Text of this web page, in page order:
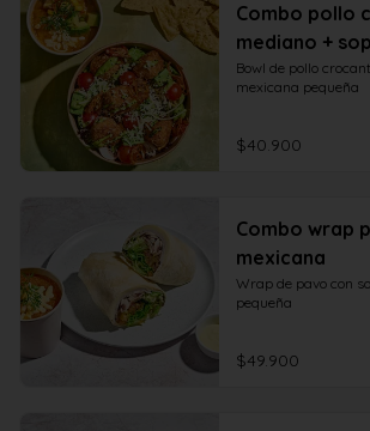
Combo pollo
mediano +
Bowl de pollo
mexicana pequeña
$40.900
Combo wrap
mexicana
Wrap de pavo con
pequeña
$49.900